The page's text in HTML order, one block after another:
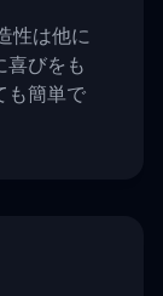
性は他に
喜びをも
も簡単で